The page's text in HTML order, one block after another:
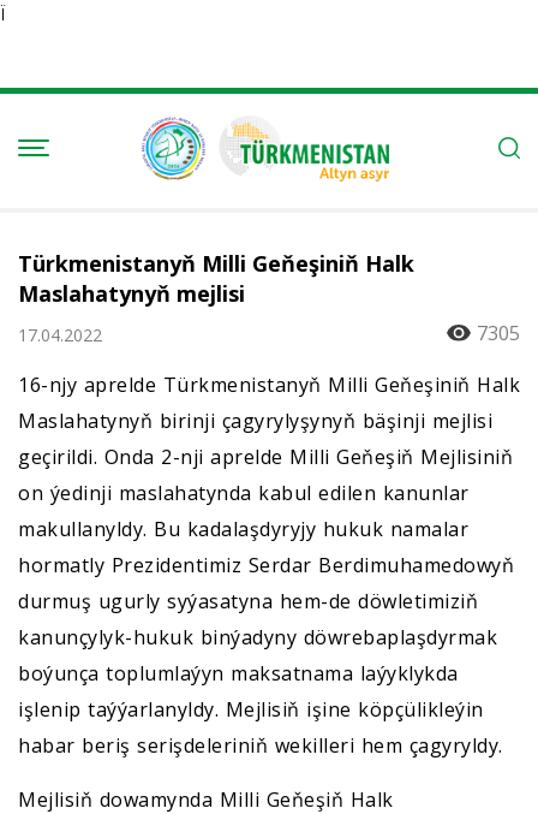
Ï
Türkmenistanyň Milli Geňeşiniň Halk
Maslahatynyň mejlisi
17.04.2022
7305
16-njy aprelde Türkmenistanyň Milli Geňeşiniň Halk
Maslahatynyň birinji çagyrylyşynyň bäşinji mejlisi
geçirildi. Onda 2-nji aprelde Milli Geňeşiň Mejlisiniň
on ýedinji maslahatynda kabul edilen kanunlar
makullanyldy. Bu kadalaşdyryjy hukuk namalar
hormatly Prezidentimiz Serdar Berdimuhamedowyň
durmuş ugurly syýasatyna hem-de döwletimiziň
kanunçylyk-hukuk binýadyny döwrebaplaşdyrmak
boýunça toplumlaýyn maksatnama laýyklykda
işlenip taýýarlanyldy. Mejlisiň işine köpçülikleýin
habar beriş serişdeleriniň wekilleri hem çagyryldy.
Mejlisiň dowamynda Milli Geňeşiň Halk